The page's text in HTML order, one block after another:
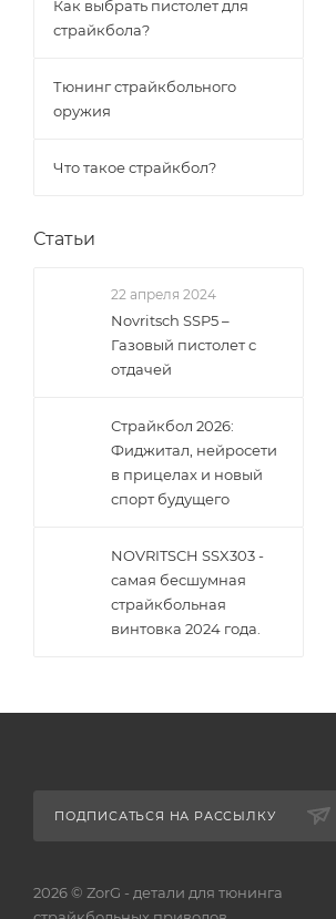
Как выбрать пистолет для
страйкбола?
Тюнинг страйкбольного
оружия
Что такое страйкбол?
Статьи
22 апреля 2024
Novritsch SSP5 –
Газовый пистолет с
отдачей
Страйкбол 2026:
Фиджитал, нейросети
в прицелах и новый
спорт будущего
NOVRITSCH SSX303 -
самая бесшумная
страйкбольная
винтовка 2024 года.
ПОДПИСАТЬСЯ НА РАССЫЛКУ
2026 © ZorG - детали для тюнинга